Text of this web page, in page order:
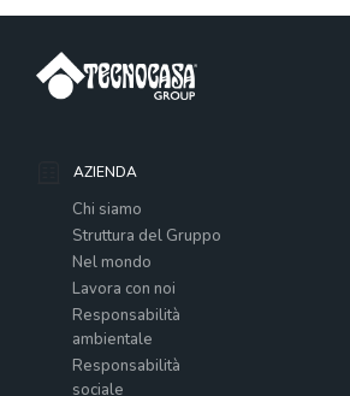
AZIENDA
Chi siamo
Struttura del Gruppo
Nel mondo
Lavora con noi
Responsabilità
ambientale
Responsabilità
sociale